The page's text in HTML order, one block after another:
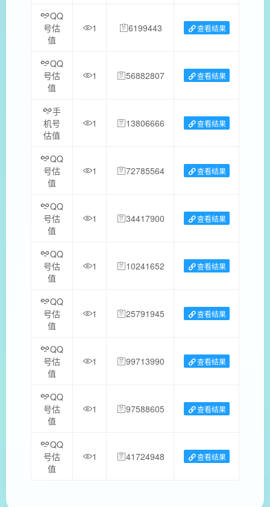
QQ
号估
值
1 6199443 查看结果
QQ
号估
值
1 56882807 查看结果
手
机号
估值
1 13806666 查看结果
QQ
号估
值
1 72785564 查看结果
QQ
号估
值
1 34417900 查看结果
QQ
号估
值
1 10241652 查看结果
QQ
号估
值
1 25791945 查看结果
QQ
号估
值
1 99713990 查看结果
QQ
号估
值
1 97588605 查看结果
QQ
号估
值
1 41724948 查看结果